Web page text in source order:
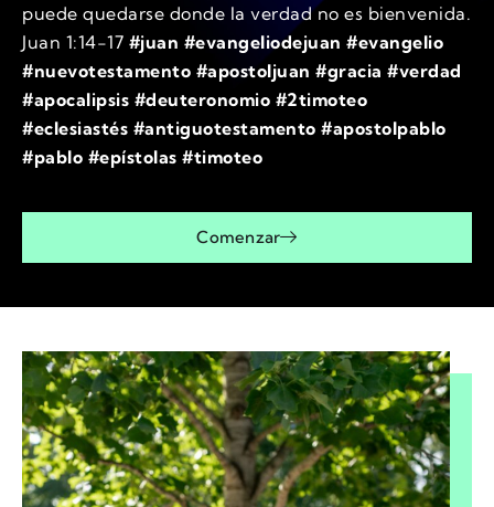
puede quedarse donde la verdad no es bienvenida.
Juan 1:14-17 #juan #evangeliodejuan #evangelio
#nuevotestamento #apostoljuan #gracia #verdad
#apocalipsis #deuteronomio #2timoteo
#eclesiastés #antiguotestamento #apostolpablo
#pablo #epístolas #timoteo
Comenzar